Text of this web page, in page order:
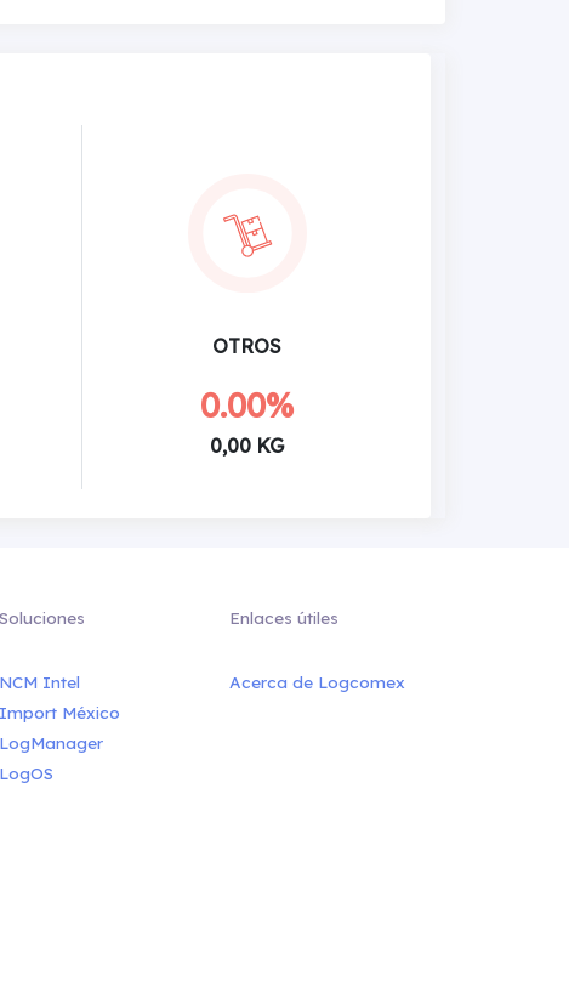
OTROS
0.00%
0,00 KG
Soluciones
NCM Intel
Import México
LogManager
LogOS
Enlaces útiles
Acerca de Logcomex